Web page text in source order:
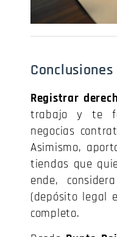
Registrar
trabajo y te
negocias
Asimismo,
tiendas que
ende,
(depósito legal
completo.